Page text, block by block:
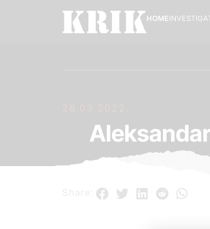
HOME
28.03.2022.
Share: